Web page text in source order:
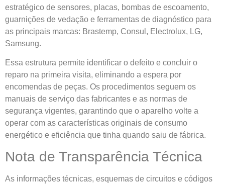
estratégico de sensores, placas, bombas de escoamento,
guarnições de vedação e ferramentas de diagnóstico para
as principais marcas: Brastemp, Consul, Electrolux, LG,
Samsung.
Essa estrutura permite identificar o defeito e concluir o
reparo na primeira visita, eliminando a espera por
encomendas de peças. Os procedimentos seguem os
manuais de serviço das fabricantes e as normas de
segurança vigentes, garantindo que o aparelho volte a
operar com as características originais de consumo
energético e eficiência que tinha quando saiu de fábrica.
Nota de Transparência Técnica
As informações técnicas, esquemas de circuitos e códigos